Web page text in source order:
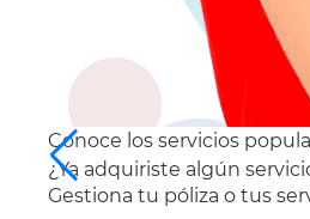
Conoce los servicios
¿Ya adquiriste algún
Gestiona tu póliza o tus